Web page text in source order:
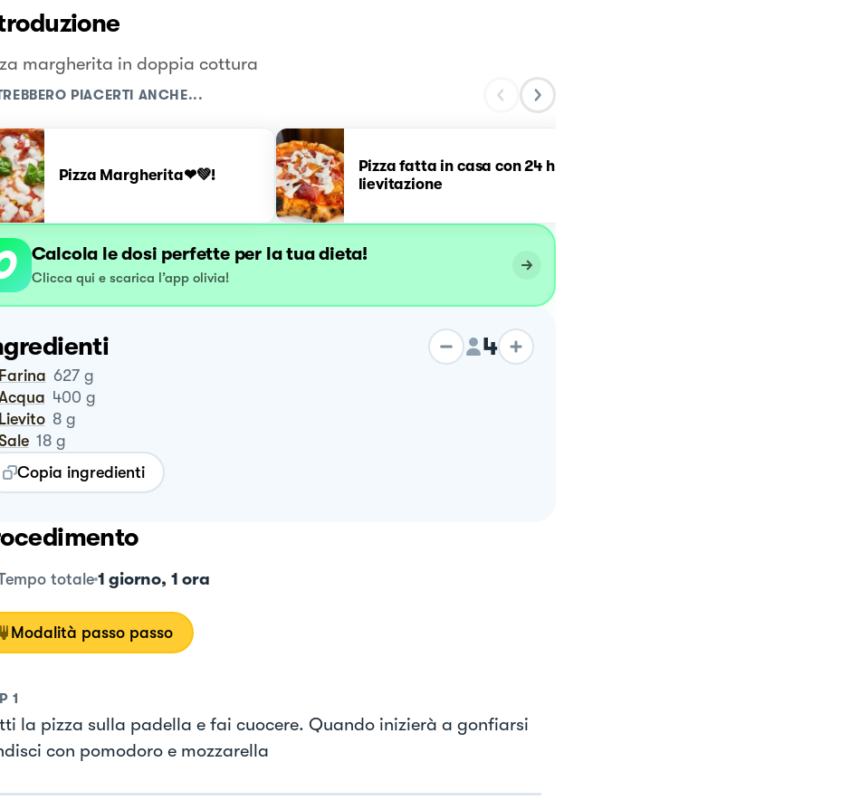
margherita in doppia cottura
PIACERTI ANCHE...
Pizza Margherita❤💚!
Pizza fatta in casa con 24 h
lievitazione
Calcola le dosi perfette per la tua dieta!
Clicca qui e scarica l’app olivia!
4
Farina 627 g
Acqua 400 g
Lievito 8 g
Sale 18 g
Copia ingredienti
totale 1 giorno, 1 ora
Modalità passo passo
1
la pizza sulla padella e fai cuocere. Quando inizierà a gonfiarsi
con pomodoro e mozzarella